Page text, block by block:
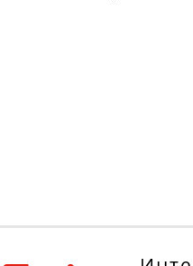
01.10.2002